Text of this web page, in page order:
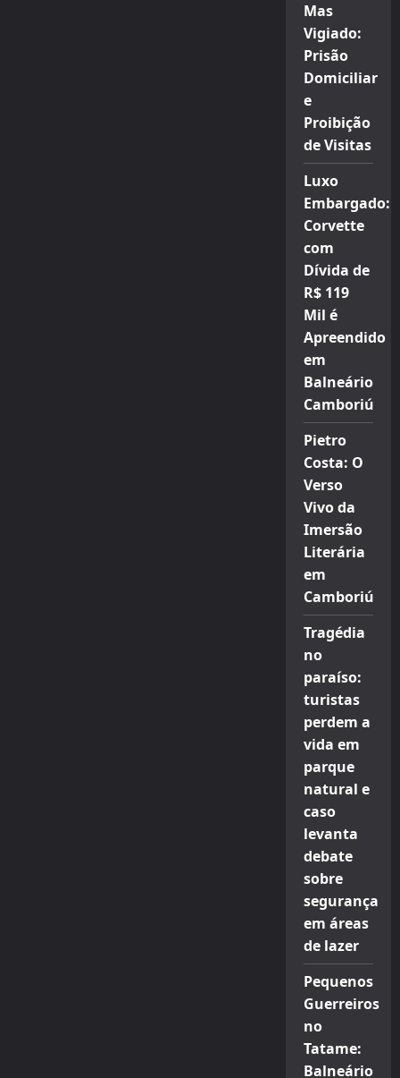
Mas
Vigiado:
Prisão
Domiciliar
e
Proibição
de Visitas
Luxo
Embargado:
Corvette
com
Dívida de
R$ 119
Mil é
Apreendido
em
Balneário
Camboriú
Pietro
Costa: O
Verso
Vivo da
Imersão
Literária
em
Camboriú
Tragédia
no
paraíso:
turistas
perdem a
vida em
parque
natural e
caso
levanta
debate
sobre
segurança
em áreas
de lazer
Pequenos
Guerreiros
no
Tatame:
Balneário